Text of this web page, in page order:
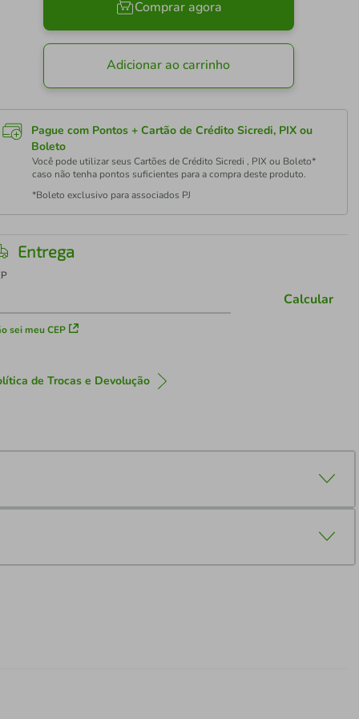
Comprar agora
Adicionar ao carrinho
Pague com Pontos + Cartão de Crédito Sicredi, PIX ou
Boleto
Você pode utilizar seus Cartões de Crédito Sicredi , PIX ou Boleto*
caso não tenha pontos suficientes para a compra deste produto.
*Boleto exclusivo para associados PJ
Entrega
sei meu CEP
Calcular
de Trocas e Devolução